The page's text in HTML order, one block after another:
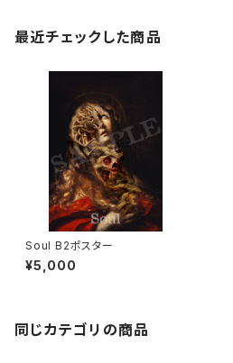
最近チェックした商品
Soul B2ポスター
¥5,000
同じカテゴリの商品